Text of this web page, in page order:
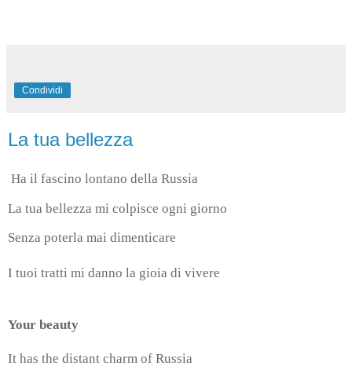
Condividi
La tua bellezza
Ha il fascino lontano della Russia
La tua bellezza mi colpisce ogni giorno
Senza poterla mai dimenticare
I tuoi tratti mi danno la gioia di vivere
Your beauty
It has the distant charm of Russia